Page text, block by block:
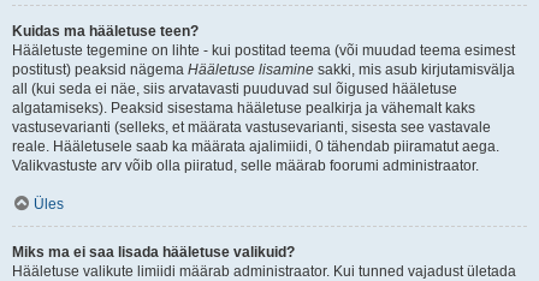
Kuidas ma hääletuse teen?
Hääletuste tegemine on lihte - kui postitad teema (või muudad teema esimest
postitust) peaksid nägema Hääletuse lisamine sakki, mis asub kirjutamisvälja
all (kui seda ei näe, siis arvatavasti puuduvad sul õigused hääletuse
algatamiseks). Peaksid sisestama hääletuse pealkirja ja vähemalt kaks
vastusevarianti (selleks, et määrata vastusevarianti, sisesta see vastavale
reale. Hääletusele saab ka määrata ajalimiidi, 0 tähendab piiramatut aega.
Valikvastuste arv võib olla piiratud, selle määrab foorumi administraator.
Üles
Miks ma ei saa lisada hääletuse valikuid?
Hääletuse valikute limiidi määrab administraator. Kui tunned vajadust ületada